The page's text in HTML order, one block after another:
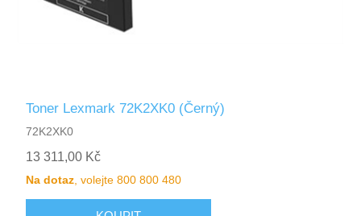
Toner Lexmark 72K2XK0 (Černý)
72K2XK0
13 311,00 Kč
Na dotaz, volejte 800 800 480